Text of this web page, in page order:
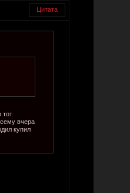
Цитата
тот
вчера
купил